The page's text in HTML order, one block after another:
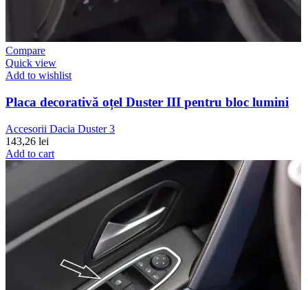
Compare
Quick view
Add to wishlist
Placa decorativă oțel Duster III pentru bloc lumini
Accesorii Dacia Duster 3
143,26 lei
Add to cart